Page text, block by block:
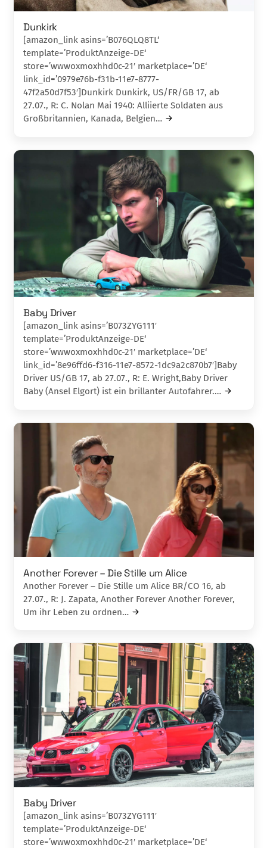
Dunkirk
[amazon_link asins=’B076QLQ8TL‘
template=’ProduktAnzeige-DE‘
store=’wwwoxmoxhhd0c-21′ marketplace=’DE‘
link_id=’0979e76b-f31b-11e7-8777-
47f2a50d7f53′]Dunkirk Dunkirk, US/FR/GB 17, ab
27.07., R: C. Nolan Mai 1940: Alliierte Soldaten aus
Großbri­tan­ni­en, Kanada, Belgien…
Baby Driver
[amazon_link asins=’B073ZYG111′
template=’ProduktAnzeige-DE‘
store=’wwwoxmoxhhd0c-21′ marketplace=’DE‘
link_id=’8e96ffd6-f316-11e7-8572-1dc9a2c870b7′]Baby
Driver US/GB 17, ab 27.07., R: E. Wright,Baby Driver
Baby (Ansel Elgort) ist ein brillanter Auto­fahr­­­er.…
Another Forever – Die Stille um Alice
Another Forever – Die Stille um Alice BR/CO 16, ab
27.07., R: J. Zapata, Another Forever Another Forever,
Um ihr Leben zu ordnen…
Baby Driver
[amazon_link asins=’B073ZYG111′
template=’ProduktAnzeige-DE‘
store=’wwwoxmoxhhd0c-21′ marketplace=’DE‘